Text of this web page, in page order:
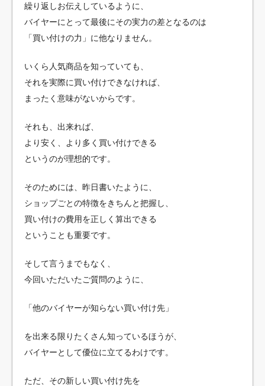
繰り返しお伝えしているように、
バイヤーにとって最後にその実力の差となるのは
「買い付けの力」に他なりません。
いくら人気商品を知っていても、
それを実際に買い付けできなければ、
まったく意味がないからです。
それも、出来れば、
より安く、より多く買い付けできる
というのが理想的です。
そのためには、昨日書いたように、
ショップごとの特徴をきちんと把握し、
買い付けの費用を正しく算出できる
ということも重要です。
そして言うまでもなく、
今回いただいたご質問のように、
「他のバイヤーが知らない買い付け先」
を出来る限りたくさん知っているほうが、
バイヤーとして優位に立てるわけです。
ただ、その新しい買い付け先を